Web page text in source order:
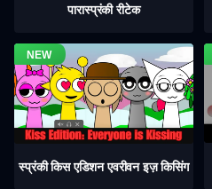
पारास्प्रंकी रीटेक
स्प्रंकी किस एडिशन एवरीवन इज़ किसिंग